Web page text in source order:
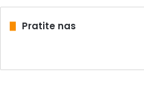
Pratite nas